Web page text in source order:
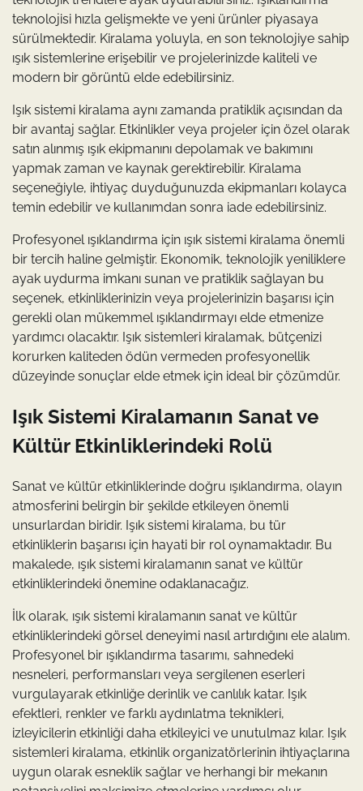
teknolojisi hızla gelişmekte ve yeni ürünler piyasaya
sürülmektedir. Kiralama yoluyla, en son teknolojiye sahip
ışık sistemlerine erişebilir ve projelerinizde kaliteli ve
modern bir görüntü elde edebilirsiniz.
Işık sistemi kiralama aynı zamanda pratiklik açısından da
bir avantaj sağlar. Etkinlikler veya projeler için özel olarak
satın alınmış ışık ekipmanını depolamak ve bakımını
yapmak zaman ve kaynak gerektirebilir. Kiralama
seçeneğiyle, ihtiyaç duyduğunuzda ekipmanları kolayca
temin edebilir ve kullanımdan sonra iade edebilirsiniz.
Profesyonel ışıklandırma için ışık sistemi kiralama önemli
bir tercih haline gelmiştir. Ekonomik, teknolojik yeniliklere
ayak uydurma imkanı sunan ve pratiklik sağlayan bu
seçenek, etkinliklerinizin veya projelerinizin başarısı için
gerekli olan mükemmel ışıklandırmayı elde etmenize
yardımcı olacaktır. Işık sistemleri kiralamak, bütçenizi
korurken kaliteden ödün vermeden profesyonellik
düzeyinde sonuçlar elde etmek için ideal bir çözümdür.
Işık Sistemi Kiralamanın Sanat ve
Kültür Etkinliklerindeki Rolü
Sanat ve kültür etkinliklerinde doğru ışıklandırma, olayın
atmosferini belirgin bir şekilde etkileyen önemli
unsurlardan biridir. Işık sistemi kiralama, bu tür
etkinliklerin başarısı için hayati bir rol oynamaktadır. Bu
makalede, ışık sistemi kiralamanın sanat ve kültür
etkinliklerindeki önemine odaklanacağız.
İlk olarak, ışık sistemi kiralamanın sanat ve kültür
etkinliklerindeki görsel deneyimi nasıl artırdığını ele alalım.
Profesyonel bir ışıklandırma tasarımı, sahnedeki
nesneleri, performansları veya sergilenen eserleri
vurgulayarak etkinliğe derinlik ve canlılık katar. Işık
efektleri, renkler ve farklı aydınlatma teknikleri,
izleyicilerin etkinliği daha etkileyici ve unutulmaz kılar. Işık
sistemleri kiralama, etkinlik organizatörlerinin ihtiyaçlarına
uygun olarak esneklik sağlar ve herhangi bir mekanın